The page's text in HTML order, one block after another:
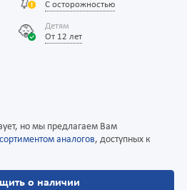
С осторожностью
Детям
От 12 лет
но мы предлагаем Вам
аналогов, доступных к
о наличии